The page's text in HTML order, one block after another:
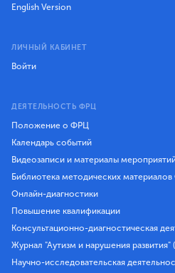
English Version
ЛИЧНЫЙ КАБИНЕТ
Войти
ДЕЯТЕЛЬНОСТЬ ФРЦ
Положение о ФРЦ
Календарь событий
Видеозаписи и материалы
Библиотека методических
Онлайн-диагностики
Повышение квалификации
Консультационно-диагностическая
Журнал "Аутизм и нарушения развития"
Научно-исследовательская